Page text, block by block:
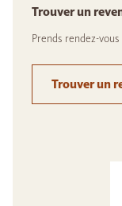
Trouver un
Prends rendez-
Trouver un